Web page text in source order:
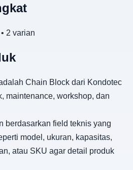
2 varian
Chain Block dari Kondotec
maintenance, workshop, dan
berdasarkan field teknis yang
model, ukuran, kapasitas,
atau SKU agar detail produk